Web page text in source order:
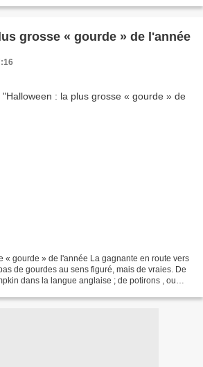
grosse « gourde » de l'année
« gourde » de l'année La gagnante en route vers
de gourdes au sens figuré, mais de vraies. De
dans la langue anglaise ; de potirons , ou